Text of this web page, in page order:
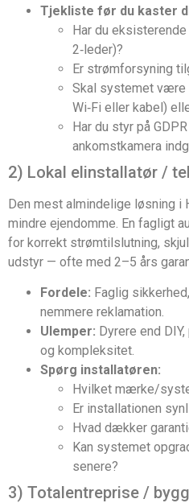
Tjekliste før du kaster
Har du
2‑leder)?
Er strømforsyning
Skal systemet
Wi‑Fi eller kabel)
Har du styr på
ankomstkamera
2) Lokal elinstallatør /
Den mest almindelige løsning i
mindre ejendomme. En fagligt
for korrekt strømtilslutning,
udstyr — ofte med 2–5 års
Fordele: Faglig
nemmere reklamation.
Ulemper: Dyrere end
og kompleksitet.
Spørg installatøren:
Hvilket mærke/
Er installationen
Hvad dækker
Kan systemet
senere?
3) Totalentreprise /